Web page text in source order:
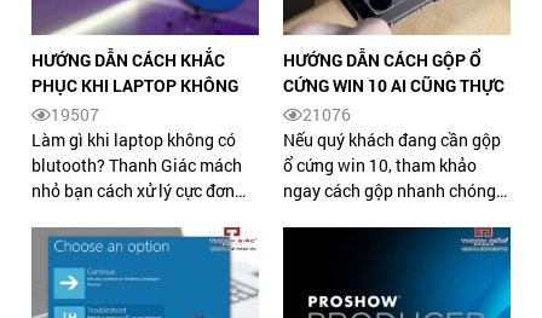
HƯỚNG DẪN CÁCH KHẮC
PHỤC KHI LAPTOP KHÔNG
CÓ BLUETOOTH
19507
Làm gì khi laptop không có
blutooth? Thanh Giác mách
nhỏ bạn cách xử lý cực đơn
không phải ai cũng biết, theo
dõi bài viết nhé.
HƯỚNG DẪN CÁCH GỘP Ổ
CỨNG WIN 10 AI CŨNG THỰC
HIỆN ĐƯỢC
21076
Nếu quý khách đang cần gộp
ổ cứng win 10, tham khảo
ngay cách gộp nhanh chóng,
được Thanh Giác chia sẻ